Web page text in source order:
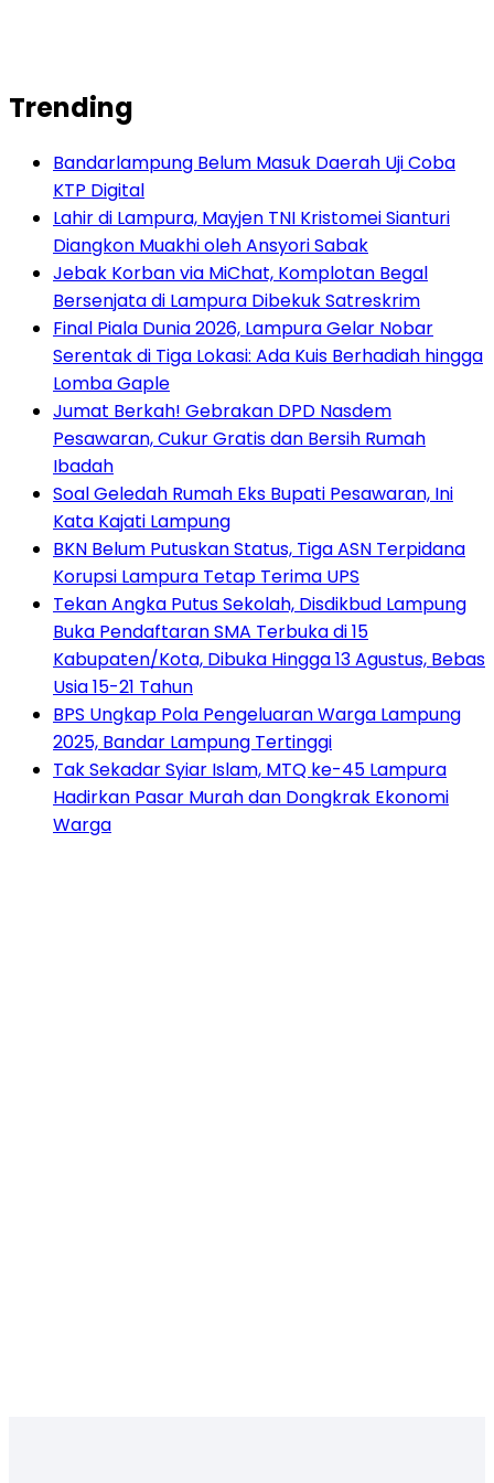
Trending
Bandarlampung Belum Masuk Daerah Uji Coba
KTP Digital
Lahir di Lampura, Mayjen TNI Kristomei Sianturi
Diangkon Muakhi oleh Ansyori Sabak
Jebak Korban via MiChat, Komplotan Begal
Bersenjata di Lampura Dibekuk Satreskrim
Final Piala Dunia 2026, Lampura Gelar Nobar
Serentak di Tiga Lokasi: Ada Kuis Berhadiah hingga
Lomba Gaple
Jumat Berkah! Gebrakan DPD Nasdem
Pesawaran, Cukur Gratis dan Bersih Rumah
Ibadah
Soal Geledah Rumah Eks Bupati Pesawaran, Ini
Kata Kajati Lampung
BKN Belum Putuskan Status, Tiga ASN Terpidana
Korupsi Lampura Tetap Terima UPS
Tekan Angka Putus Sekolah, Disdikbud Lampung
Buka Pendaftaran SMA Terbuka di 15
Kabupaten/Kota, Dibuka Hingga 13 Agustus, Bebas
Usia 15-21 Tahun
BPS Ungkap Pola Pengeluaran Warga Lampung
2025, Bandar Lampung Tertinggi
Tak Sekadar Syiar Islam, MTQ ke-45 Lampura
Hadirkan Pasar Murah dan Dongkrak Ekonomi
Warga